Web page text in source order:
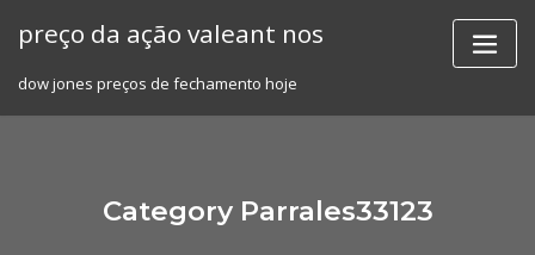
preço da ação valeant nos
dow jones preços de fechamento hoje
Category Parrales33123